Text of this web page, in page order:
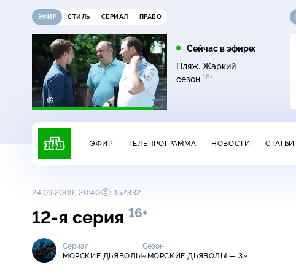
ЭФИР СТИЛЬ СЕРИАЛ ПРАВО
Сейчас в эфире:
Пляж. Жаркий
сезон 16+
16:00
Сегодня
17:00
Невский. Чужой среди
чужих 16+
ЭФИР ТЕЛЕПРОГРАММА НОВОСТИ СТАТЬИ
24.09.2009, 20:40 152332
12-я серия 16+
Сериал
МОРСКИЕ ДЬЯВОЛЫ
Сезон
«МОРСКИЕ ДЬЯВОЛЫ — 3»